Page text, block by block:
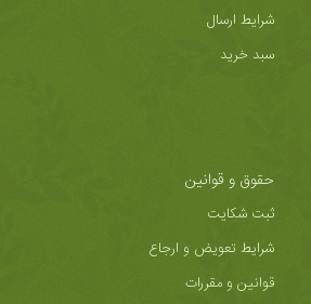
شرایط ارسال
سبد خرید
حقوق و قوانین
ثبت شکایت
شرایط تعویض و ارجاع
قوانین و مقررات